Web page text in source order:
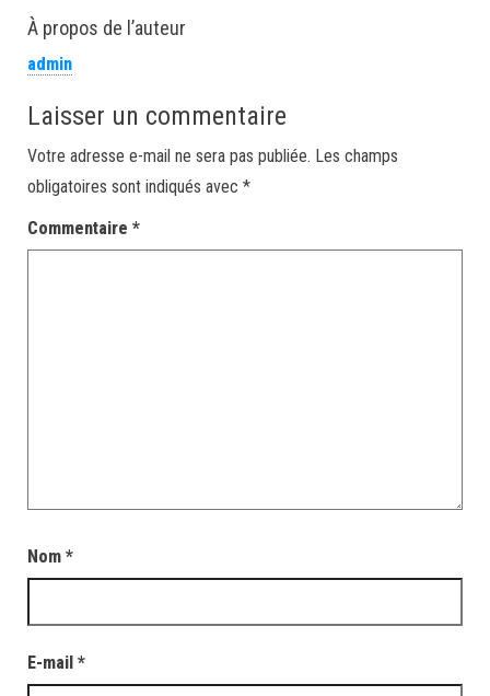
À propos de l’auteur
admin
Laisser un commentaire
Votre adresse e-mail ne sera pas publiée. Les champs
obligatoires sont indiqués avec *
Commentaire *
Nom *
E-mail *